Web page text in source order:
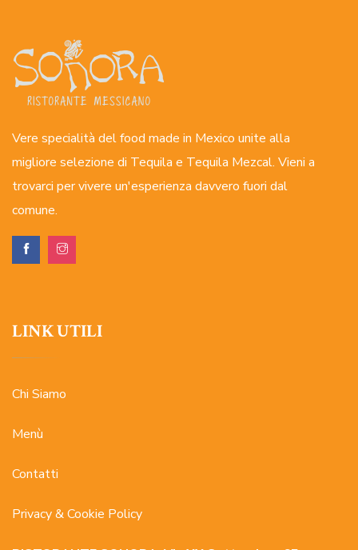
Vere specialità del food made in Mexico unite alla
migliore selezione di Tequila e Tequila Mezcal. Vieni a
trovarci per vivere un'esperienza davvero fuori dal
comune.
LINK UTILI
Chi Siamo
Menù
Contatti
Privacy & Cookie Policy